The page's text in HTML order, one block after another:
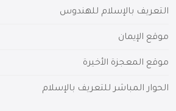
التعريف بالإسلام للهندوس
موقع الإيمان
موقع المعجزة الأخيرة
الحوار المباشر للتعريف بالإسلام